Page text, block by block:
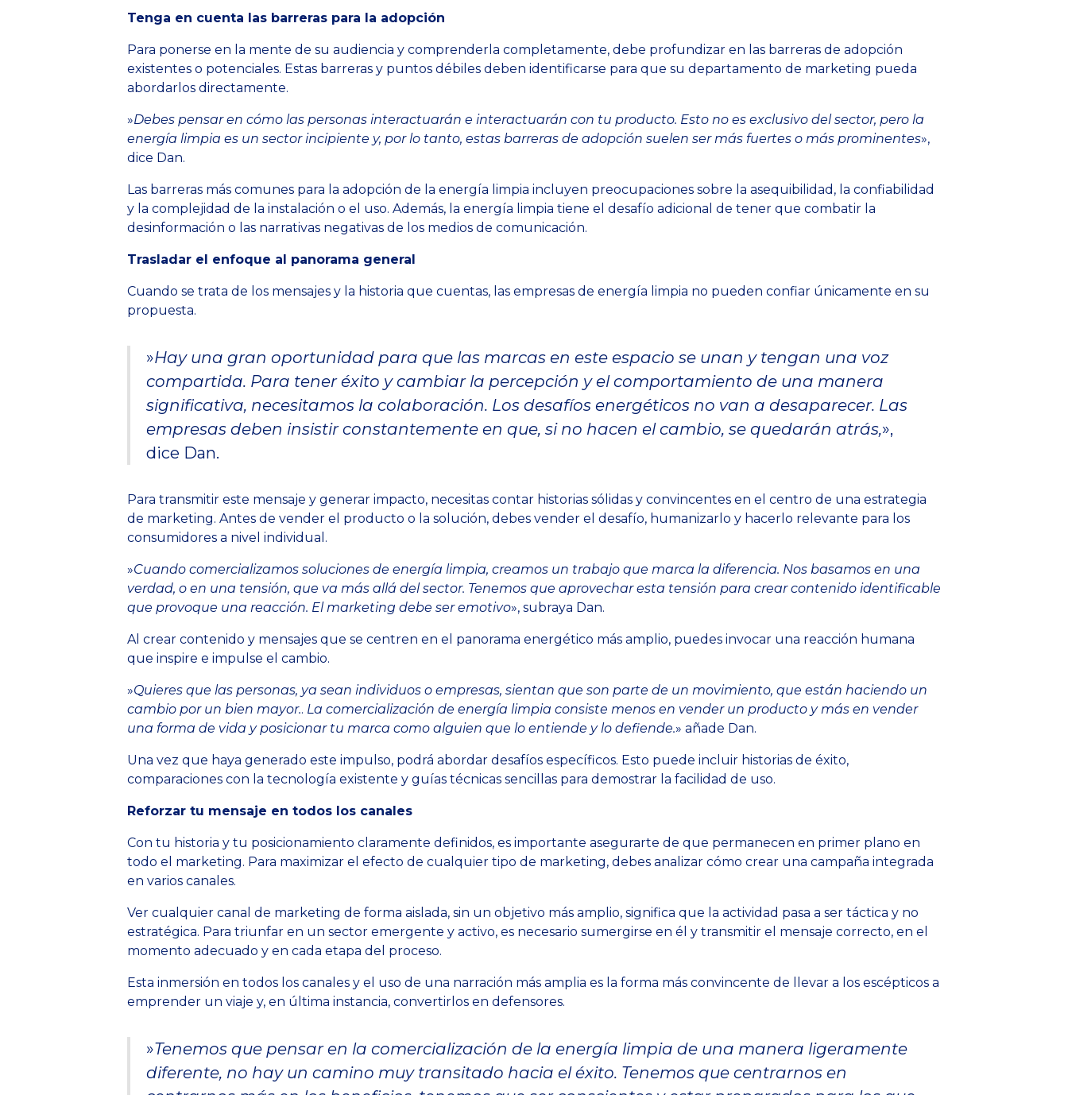
Tenga en cuenta las barreras para la adopción
Para ponerse en la mente de su audiencia y comprenderla completamente, debe profundizar en las barreras de adopción
existentes o potenciales. Estas barreras y puntos débiles deben identificarse para que su departamento de marketing pueda
abordarlos directamente.
»Debes pensar en cómo las personas interactuarán e interactuarán con tu producto. Esto no es exclusivo del sector, pero la
energía limpia es un sector incipiente y, por lo tanto, estas barreras de adopción suelen ser más fuertes o más prominentes»,
dice Dan.
Las barreras más comunes para la adopción de la energía limpia incluyen preocupaciones sobre la asequibilidad, la confiabilidad
y la complejidad de la instalación o el uso. Además, la energía limpia tiene el desafío adicional de tener que combatir la
desinformación o las narrativas negativas de los medios de comunicación.
Trasladar el enfoque al panorama general
Cuando se trata de los mensajes y la historia que cuentas, las empresas de energía limpia no pueden confiar únicamente en su
propuesta.
»Hay una gran oportunidad para que las marcas en este espacio se unan y tengan una voz
compartida. Para tener éxito y cambiar la percepción y el comportamiento de una manera
significativa, necesitamos la colaboración. Los desafíos energéticos no van a desaparecer. Las
empresas deben insistir constantemente en que, si no hacen el cambio, se quedarán atrás,»,
dice Dan.
Para transmitir este mensaje y generar impacto, necesitas contar historias sólidas y convincentes en el centro de una estrategia
de marketing. Antes de vender el producto o la solución, debes vender el desafío, humanizarlo y hacerlo relevante para los
consumidores a nivel individual.
»Cuando comercializamos soluciones de energía limpia, creamos un trabajo que marca la diferencia. Nos basamos en una
verdad, o en una tensión, que va más allá del sector. Tenemos que aprovechar esta tensión para crear contenido identificable
que provoque una reacción. El marketing debe ser emotivo», subraya Dan.
Al crear contenido y mensajes que se centren en el panorama energético más amplio, puedes invocar una reacción humana
que inspire e impulse el cambio.
»Quieres que las personas, ya sean individuos o empresas, sientan que son parte de un movimiento, que están haciendo un
cambio por un bien mayor.. La comercialización de energía limpia consiste menos en vender un producto y más en vender
una forma de vida y posicionar tu marca como alguien que lo entiende y lo defiende.» añade Dan.
Una vez que haya generado este impulso, podrá abordar desafíos específicos. Esto puede incluir historias de éxito,
comparaciones con la tecnología existente y guías técnicas sencillas para demostrar la facilidad de uso.
Reforzar tu mensaje en todos los canales
Con tu historia y tu posicionamiento claramente definidos, es importante asegurarte de que permanecen en primer plano en
todo el marketing. Para maximizar el efecto de cualquier tipo de marketing, debes analizar cómo crear una campaña integrada
en varios canales.
Ver cualquier canal de marketing de forma aislada, sin un objetivo más amplio, significa que la actividad pasa a ser táctica y no
estratégica. Para triunfar en un sector emergente y activo, es necesario sumergirse en él y transmitir el mensaje correcto, en el
momento adecuado y en cada etapa del proceso.
Esta inmersión en todos los canales y el uso de una narración más amplia es la forma más convincente de llevar a los escépticos a
emprender un viaje y, en última instancia, convertirlos en defensores.
»Tenemos que pensar en la comercialización de la energía limpia de una manera ligeramente
diferente, no hay un camino muy transitado hacia el éxito. Tenemos que centrarnos en